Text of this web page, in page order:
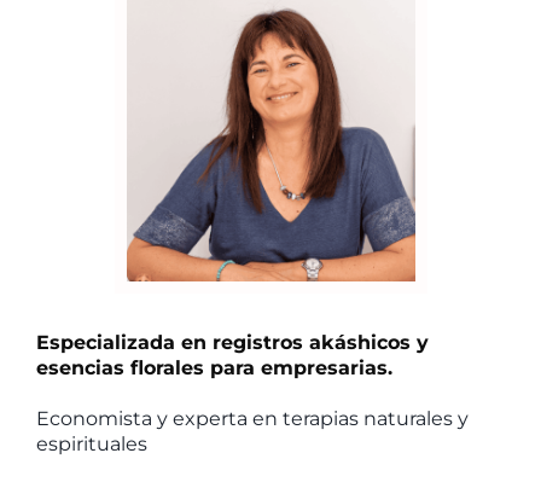
Especializada en registros akáshicos y
esencias florales para empresarias.
Economista y experta en terapias naturales y
espirituales